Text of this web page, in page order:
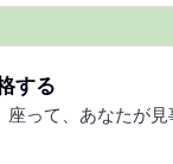
する
座って、あなたが